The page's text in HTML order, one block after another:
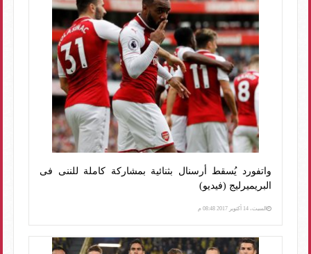
واتفورد يُسقط أرسنال بثنائية بمشاركة كاملة للننى فى
البريميرليج (فيديو)
السبت، 14 أكتوبر 2017 08:48 م